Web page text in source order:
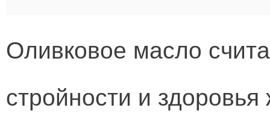
Оливковое масло
стройности и